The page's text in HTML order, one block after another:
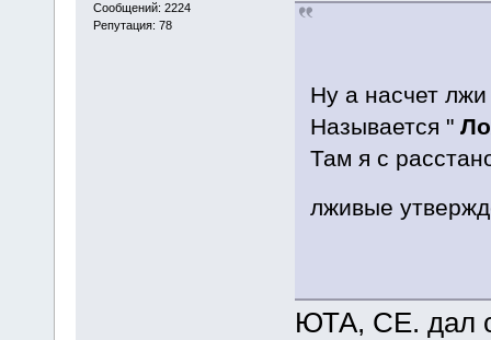
Сообщений: 2224
Репутация: 78
Ну а насчет
Называется "
Там я с
лживые
ЮТА, СЕ. дал